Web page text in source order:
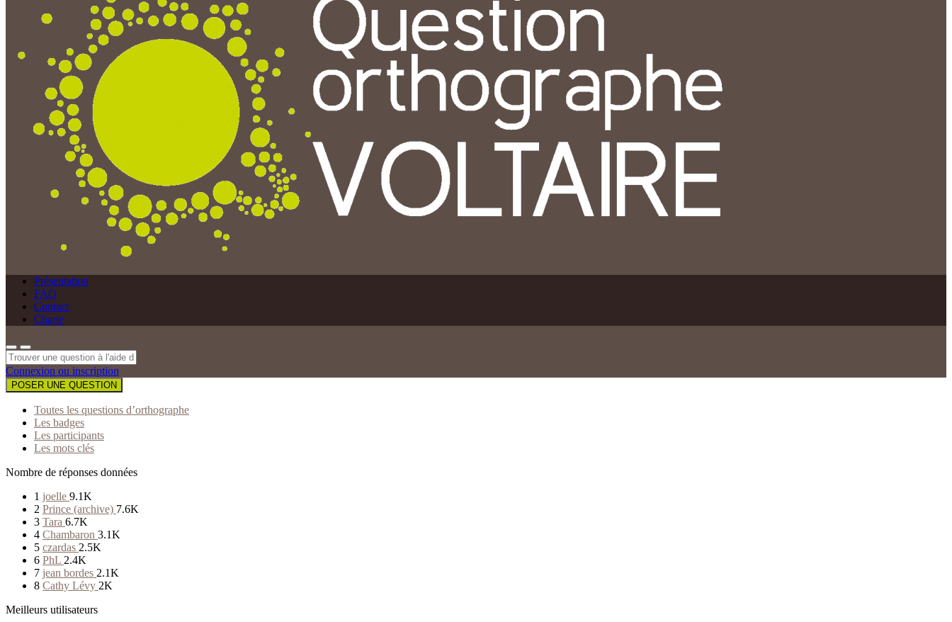
Présentation
FAQ
Contact
Charte
Connexion ou inscription
POSER UNE QUESTION
Toutes les questions d’orthographe
Les badges
Les participants
Les mots clés
Nombre de réponses données
1 joelle 9.1K
2 Prince (archive) 7.6K
3 Tara 6.7K
4 Chambaron 3.1K
5 czardas 2.5K
6 PhL 2.4K
7 jean bordes 2.1K
8 Cathy Lévy 2K
Meilleurs utilisateurs